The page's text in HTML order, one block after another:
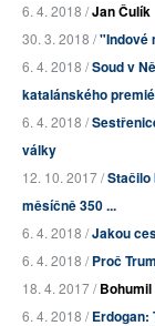
6. 4. 2018 /Jan Čulík
30. 3. 2018 /"Indové
6. 4. 2018 /Soud v
katalánského
6. 4. 2018 /
války
12. 10. 2017 /Stačilo
měsíčně 350 ...
6. 4. 2018 /Jakou
6. 4. 2018 /Proč
18. 4. 2017 /
6. 4. 2018 /Erdogan: